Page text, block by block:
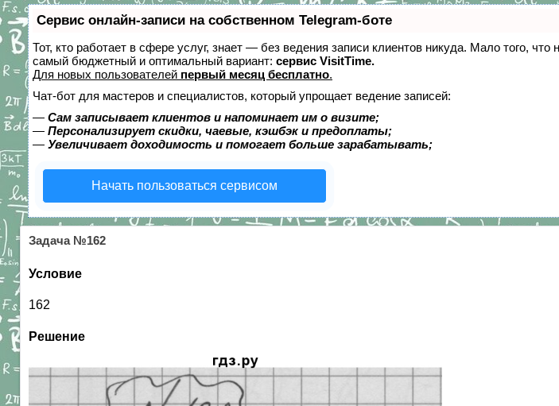
Сервис онлайн-записи на собственном Telegram-боте
Тот, кто работает в сфере услуг, знает — без ведения записи клиентов никуда. Мало того,
самый бюджетный и оптимальный вариант: сервис VisitTime.
Для новых пользователей первый месяц бесплатно.
Чат-бот для мастеров и специалистов, который упрощает ведение записей:
— Сам записывает клиентов и напоминает им о визите;
— Персонализирует скидки, чаевые, кэшбэк и предоплаты;
— Увеличивает доходимость и помогает больше зарабатывать;
Начать пользоваться сервисом
Задача №162
Условие
162
Решение